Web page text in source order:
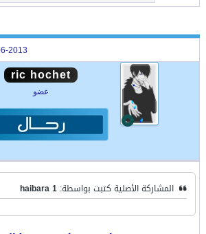
ric hochet
عضو
المشاركة الأصلية كتبت بواسطة: haibara 1